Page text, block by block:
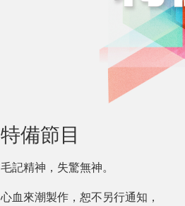
特備節目
毛記精神，失驚無神。
心血來潮製作，恕不另行通知，